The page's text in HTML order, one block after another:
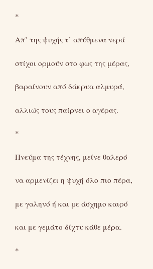
*
Απ’ της ψυχής τ’ απύθμενα νερά
στίχοι ορμούν στο φως της μέρας,
βαραίνουν από δάκρυα αλμυρά,
αλλιώς τους παίρνει ο αγέρας.
*
Πνεύμα της τέχνης, μείνε θαλερό
να αρμενίζει η ψυχή όλο πιο πέρα,
με γαληνό ή και με άσχημο καιρό
και με γεμάτο δίχτυ κάθε μέρα.
*